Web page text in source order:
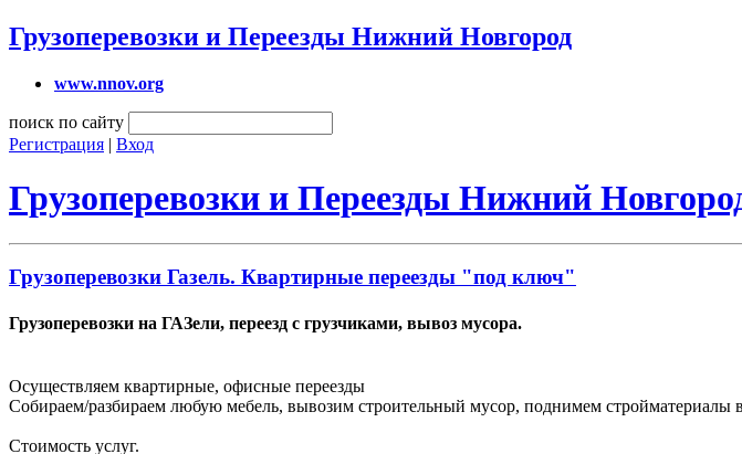
Грузоперевозки и Переезды Нижний Новгород
www.nnov.org
поиск по сайту
Регистрация | Вход
Грузоперевозки и Переезды Нижний
Грузоперевозки Газель. Квартирные переезды "под ключ"
Грузоперевозки на ГАЗели, переезд с грузчиками, вывоз мусора.
Осуществляем квартирные, офисные переезды
Собираем/разбираем любую мебель, вывозим строительный мусор, поднимем стройматериалы
Стоимость услуг.